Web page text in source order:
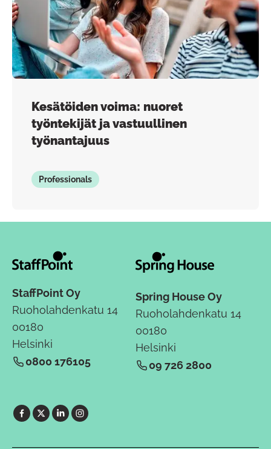
Kesätöiden voima: nuoret
työntekijät ja vastuullinen
työnantajuus
Professionals
StaffPoint Oy
Ruoholahdenkatu 14
00180
Helsinki
0800 176105
Spring House Oy
Ruoholahdenkatu 14
00180
Helsinki
09 726 2800